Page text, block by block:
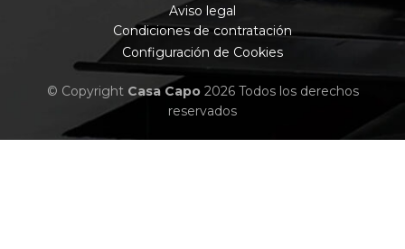
© Copyright Casa Capo2026 Todos los derechos
reservados
Aviso legal
Condiciones de contratación
Configuración de Cookies